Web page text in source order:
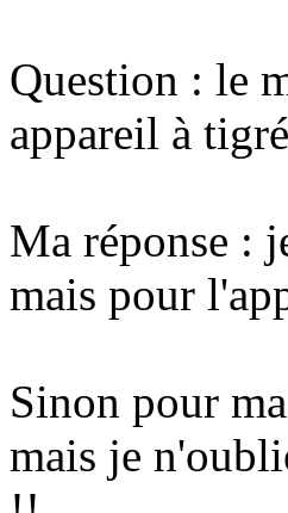
Question : le
appareil à
Ma réponse :
mais pour
Sinon pour
mais je